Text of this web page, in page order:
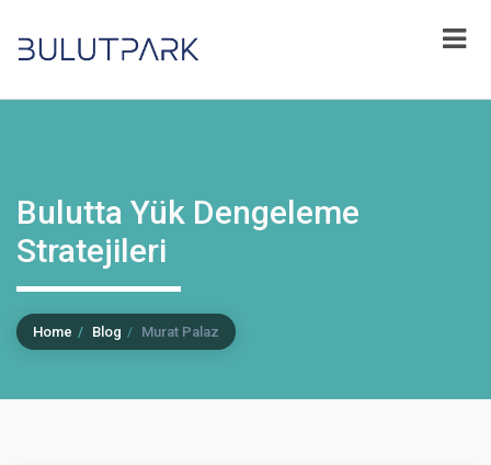
Bulutta Yük Dengeleme
Stratejileri
Home Blog Murat Palaz